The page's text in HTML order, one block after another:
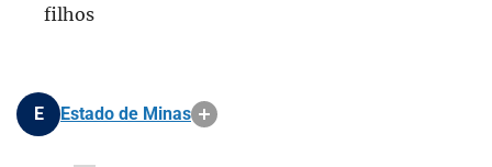
filhos
E Estado de Minas